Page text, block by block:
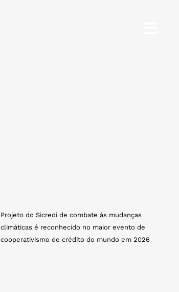
Projeto do Sicredi de combate às mudanças
climáticas é reconhecido no maior evento de
cooperativismo de crédito do mundo em 2026